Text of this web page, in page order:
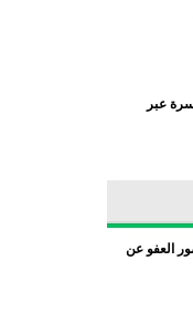
عبر
العفو عن